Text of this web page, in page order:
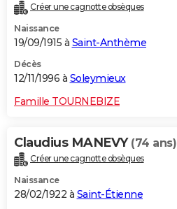
Créer une cagnotte obsèques
Naissance
19/09/1915 à Saint-Anthème
Décès
12/11/1996 à Soleymieux
Famille TOURNEBIZE
Claudius MANEVY (74 ans)
Créer une cagnotte obsèques
Naissance
28/02/1922 à Saint-Étienne